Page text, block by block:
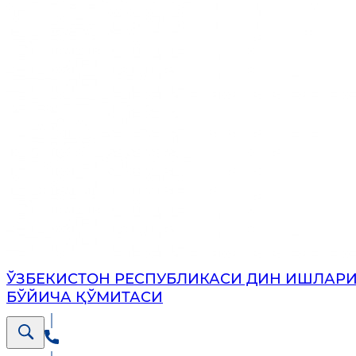
ЎЗБЕКИСТОН РЕСПУБЛИКАСИ ДИН
БЎЙИЧА ҚЎМИТАСИ